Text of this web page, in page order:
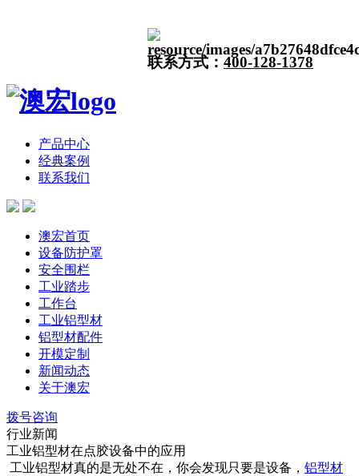
联系方式： 400-128-1378
产品中心
经典案例
联系我们
澳宏首页
设备防护罩
安全围栏
工业踏步
工作台
工业铝型材
铝型材配件
开模定制
新闻动态
关于澳宏
拨号咨询
行业新闻
工业铝型材在点胶设备中的应用
工业铝型材真的是无处不在，你会发现只要是设备， 铝型材